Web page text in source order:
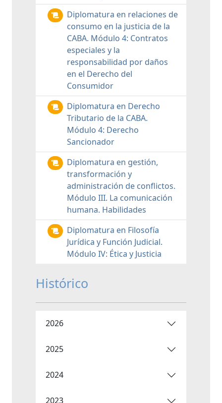
Diplomatura en relaciones de
consumo en la justicia de la
CABA. Módulo 4: Contratos
especiales y la
responsabilidad por daños
en el Derecho del
Consumidor
Diplomatura en Derecho
Tributario de la CABA.
Módulo 4: Derecho
Sancionador
Diplomatura en gestión,
transformación y
administración de conflictos.
Módulo III. La comunicación
humana. Habilidades
Diplomatura en Filosofía
Jurídica y Función Judicial.
Módulo IV: Ética y Justicia
Histórico
2026
2025
2024
2023